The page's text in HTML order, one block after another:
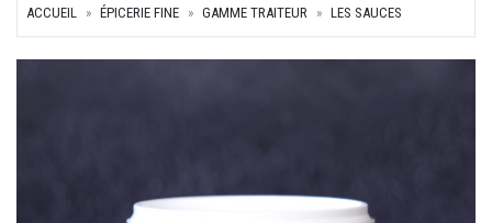
ACCUEIL ÉPICERIE FINE GAMME TRAITEUR LES SAUCES